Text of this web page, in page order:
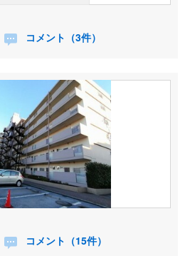
コメント（3件）
コメント（15件）